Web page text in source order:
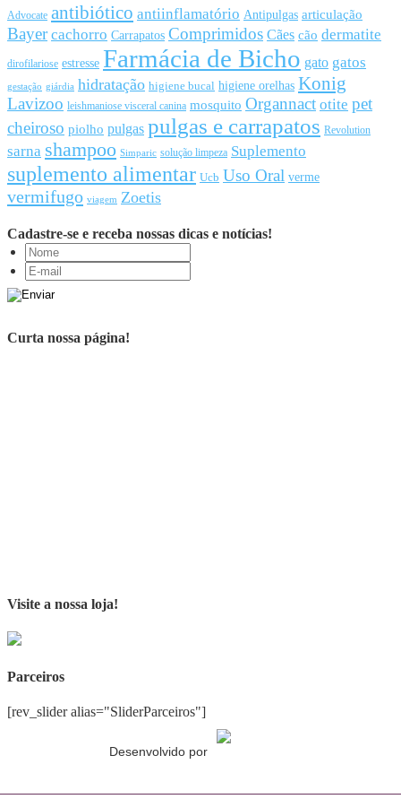
Advocate antibiótico antiinflamatório Antipulgas articulação
Bayer cachorro Carrapatos Comprimidos Cães cão dermatite
dirofilariose estresse Farmácia de Bicho gato gatos
gestação giárdia hidratação higiene bucal higiene orelhas Konig
Lavizoo leishmaniose visceral canina mosquito Organnact otite pet
cheiroso piolho pulgas pulgas e carrapatos Revolution
sarna shampoo Simparic solução limpeza Suplemento
suplemento alimentar Ucb Uso Oral verme
vermifugo viagem Zoetis
Cadastre-se e receba nossas dicas e notícias!
Curta nossa página!
Visite a nossa loja!
Parceiros
[rev_slider alias="SliderParceiros"]
Desenvolvido por